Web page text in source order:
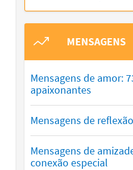
MENSAGENS
Mensagens de amor:
apaixonantes
Mensagens de
Mensagens de
conexão especial